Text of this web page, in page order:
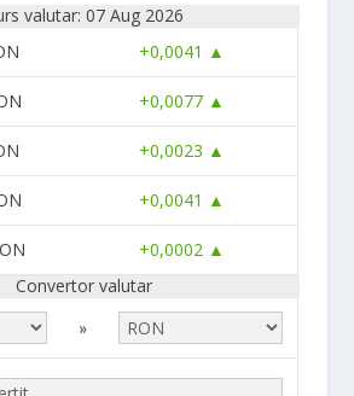
valutar: 07 Aug 2026
+0,0041 ▲
+0,0077 ▲
+0,0023 ▲
+0,0041 ▲
+0,0002 ▲
Convertor valutar
»